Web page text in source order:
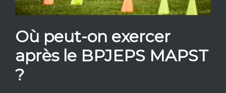
Où peut-on exercer
après le BPJEPS MAPST
?